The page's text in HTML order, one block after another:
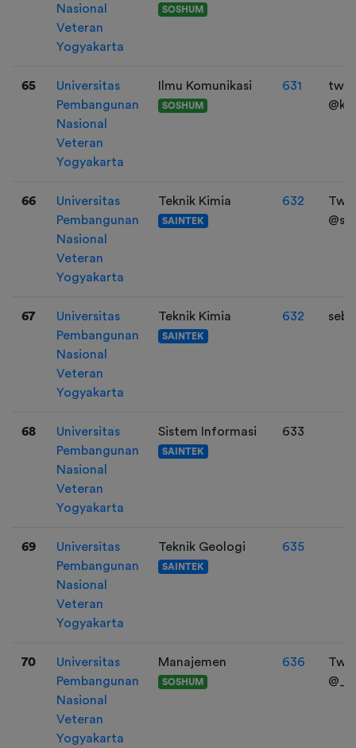
Nasional
Veteran
Yogyakarta
SOSHUM
65
Universitas
Pembangunan
Nasional
Veteran
Yogyakarta
Ilmu Komunikasi
SOSHUM
631
66
Universitas
Pembangunan
Nasional
Veteran
Yogyakarta
Teknik Kimia
SAINTEK
632
67
Universitas
Pembangunan
Nasional
Veteran
Yogyakarta
Teknik Kimia
SAINTEK
632
68
Universitas
Pembangunan
Nasional
Veteran
Yogyakarta
Sistem Informasi
SAINTEK
633
69
Universitas
Pembangunan
Nasional
Veteran
Yogyakarta
Teknik Geologi
SAINTEK
635
70
Universitas
Pembangunan
Nasional
Veteran
Yogyakarta
Manajemen
SOSHUM
636